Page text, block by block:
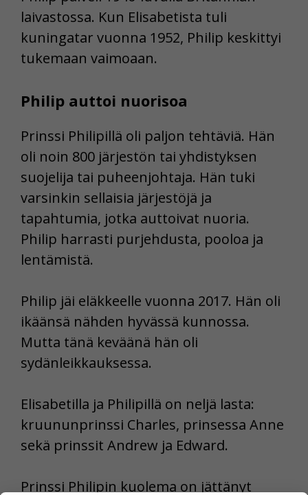
laivastossa. Kun Elisabetista tuli
kuningatar vuonna 1952, Philip keskittyi
tukemaan vaimoaan.
Philip auttoi nuorisoa
Prinssi Philipillä oli paljon tehtäviä. Hän
oli noin 800 järjestön tai yhdistyksen
suojelija tai puheenjohtaja. Hän tuki
varsinkin sellaisia järjestöjä ja
tapahtumia, jotka auttoivat nuoria.
Philip harrasti purjehdusta, pooloa ja
lentämistä.
Philip jäi eläkkeelle vuonna 2017. Hän oli
ikäänsä nähden hyvässä kunnossa.
Mutta tänä keväänä hän oli
sydänleikkauksessa.
Elisabetilla ja Philipillä on neljä lasta:
kruununprinssi Charles, prinsessa Anne
sekä prinssit Andrew ja Edward.
Prinssi Philipin kuolema on jättänyt